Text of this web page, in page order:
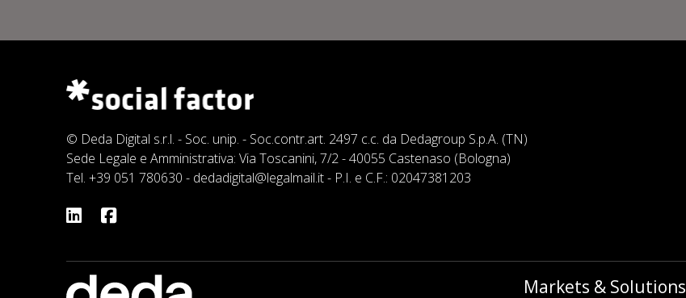
© Deda Digital s.r.l. - Soc. unip. - Soc.contr.art. 2497 c.c. da Dedagroup S.p.A. (TN)
Sede Legale e Amministrativa: Via Toscanini, 7/2 - 40055 Castenaso (Bologna)
Tel. +39 051 780630 - dedadigital@legalmail.it- P.I. e C.F.: 02047381203
Markets & Solutions